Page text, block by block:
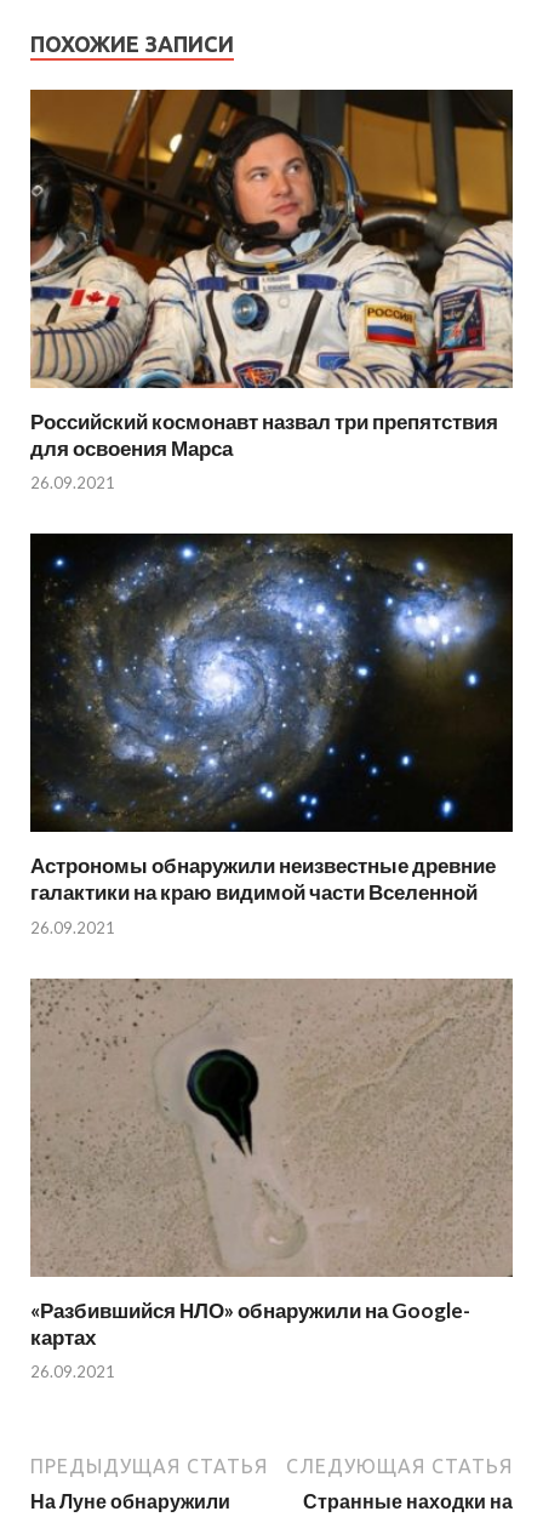
ПОХОЖИЕ ЗАПИСИ
Российский космонавт назвал три препятствия
для освоения Марса
26.09.2021
Астрономы обнаружили неизвестные древние
галактики на краю видимой части Вселенной
26.09.2021
«Разбившийся НЛО» обнаружили на Google-
картах
26.09.2021
ПРЕДЫДУЩАЯ СТАТЬЯ
На Луне обнаружили
СЛЕДУЮЩАЯ СТАТЬЯ
Странные находки на